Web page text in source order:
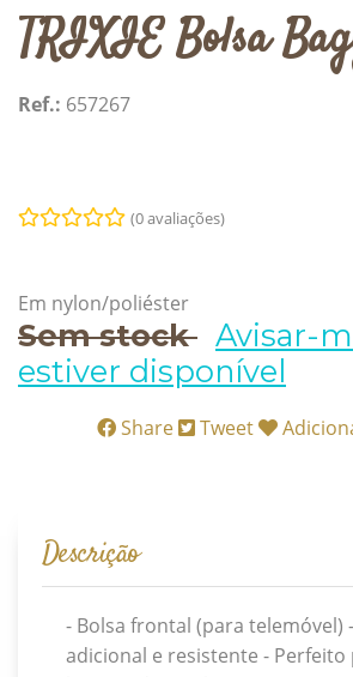
TRIXIE Bolsa
Ref.: 657267
(0 avaliações)
Em nylon/poliéster
Sem stock Avisar-
estiver disponível
Share Tweet
Descrição
- Bolsa frontal (para telemóvel)
adicional e resistente - Perfeito